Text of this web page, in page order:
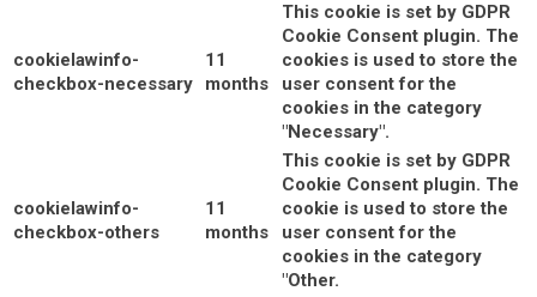
cookielawinfo-
checkbox-necessary
11
months
This cookie is set by GDPR
Cookie Consent plugin. The
cookies is used to store the
user consent for the
cookies in the category
"Necessary".
cookielawinfo-
checkbox-others
11
months
This cookie is set by GDPR
Cookie Consent plugin. The
cookie is used to store the
user consent for the
cookies in the category
"Other.